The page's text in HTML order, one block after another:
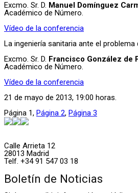
Excmo. Sr. D. Manuel Domínguez
Académico de Número.
Vídeo de la conferencia
La ingeniería sanitaria ante el problema
Excmo. Sr. D. Francisco González de
Académico de Número.
Vídeo de la conferencia
21 de mayo de 2013, 19:00 horas.
Página 1, Página 2, Página 3
Calle Arrieta 12
28013 Madrid
Telf. +34 91 547 03 18
Boletín de Noticias